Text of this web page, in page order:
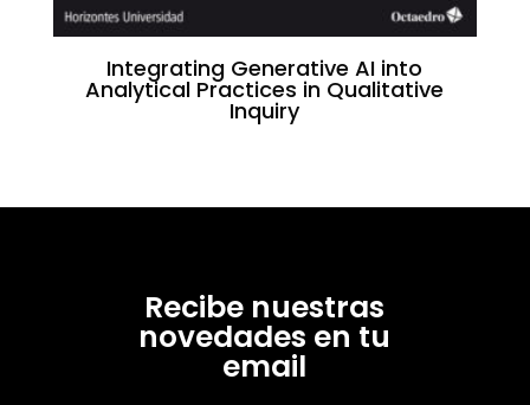
Integrating Generative AI into
Analytical Practices in Qualitative
Inquiry
Recibe nuestras
novedades en tu
email